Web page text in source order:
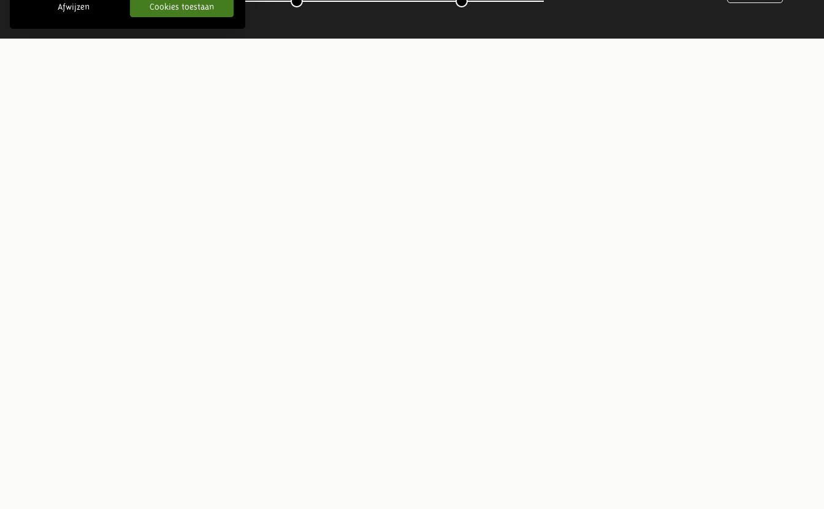
Afwijzen Cookies toestaan